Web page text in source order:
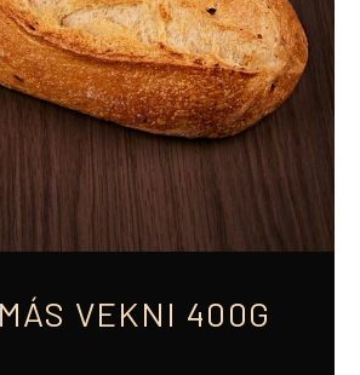
VEKNI 400G